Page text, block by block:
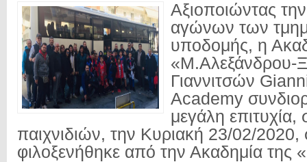
Αξιοποιώντας
αγώνων των
υποδομής, η
«Μ.Αλεξάνδρου-
Γιαννιτσών
Academy
μεγάλη επιτυχία,
παιχνιδιών, την Κυριακή 23/02/2020,
φιλοξενήθηκε από την Ακαδημία της